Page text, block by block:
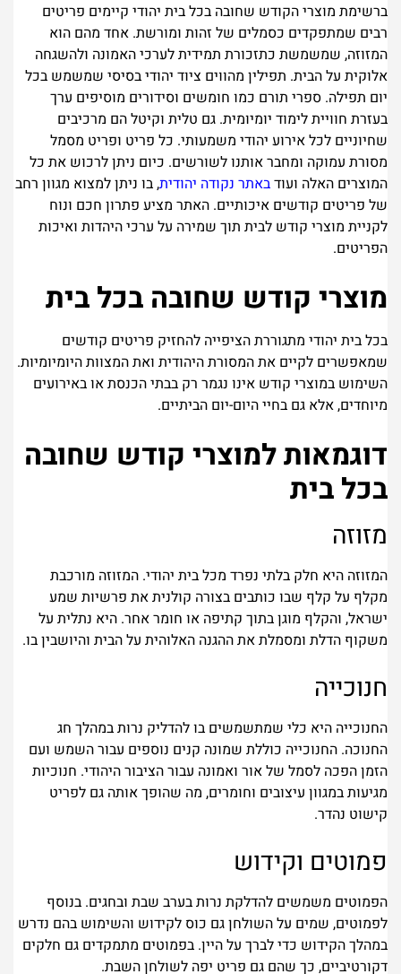
ברשימת מוצרי הקודש שחובה בכל בית יהודי קיימים פריטים
רבים שמתפקדים כסמלים של זהות ומורשת. אחד מהם הוא
המזוזה, שמשמשת כתזכורת תמידית לערכי האמונה ולהשגחה
אלוקית על הבית. תפילין מהווים ציוד יהודי בסיסי שמשמש בכל
יום תפילה. ספרי תורם כמו חומשים וסידורים מוסיפים ערך
בעזרת חוויית לימוד יומיומית. גם טלית וקיטל הם מרכיבים
שחיוניים לכל אירוע יהודי משמעותי. כל פריט ופריט מסמל
מסורת עמוקה ומחבר אותנו לשורשים. כיום ניתן לרכוש את כל
המוצרים האלה ועודבאתר נקודה יהודית, בו ניתן למצוא מגוון רחב
של פריטים קודשים איכותיים. האתר מציע פתרון חכם ונוח
לקניית מוצרי קודש לבית תוך שמירה על ערכי היהדות ואיכות
הפריטים.
מוצרי קודש שחובה בכל בית
בכל בית יהודי מתגוררת הציפייה להחזיק פריטים קודשים
שמאפשרים לקיים את המסורת היהודית ואת המצוות היומיומיות.
השימוש במוצרי קודש אינו נגמר רק בבתי הכנסת או באירועים
מיוחדים, אלא גם בחיי היום-יום הביתיים.
דוגמאות למוצרי קודש שחובה
בכל בית
מזוזה
המזוזה היא חלק בלתי נפרד מכל בית יהודי. המזוזה מורכבת
מקלף על קלף שבו כותבים בצורה קולנית את פרשיות שמע
ישראל, והקלף מוגן בתוך קתיפה או חומר אחר. היא נתלית על
משקוף הדלת ומסמלת את ההגנה האלוהית על הבית והיושבין בו.
חנוכייה
החנוכייה היא כלי שמתשמשים בו להדליק נרות במהלך חג
החנוכה. החנוכייה כוללת שמונה קנים נוספים עבור השמש ועם
הזמן הפכה לסמל של אור ואמונה עבור הציבור היהודי. חנוכיות
מגיעות במגוון עיצובים וחומרים, מה שהופך אותה גם לפריט
קישוט נהדר.
פמוטים וקידוש
הפמוטים משמשים להדלקת נרות בערב שבת ובחגים. בנוסף
לפמוטים, שמים על השולחן גם כוס לקידוש והשימוש בהם נדרש
במהלך הקידוש כדי לברך על היין. בפמוטים מתמקדים גם חלקים
דקורטיביים, כך שהם גם פריט יפה לשולחן השבת.